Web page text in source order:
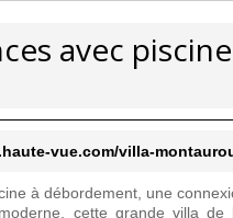
avec
vue.com/villa-
à débordement, une
cette grande villa de